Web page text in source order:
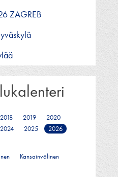
ZAGREB
2018 2019
2020
2024 2025
2026
Kansainvälinen